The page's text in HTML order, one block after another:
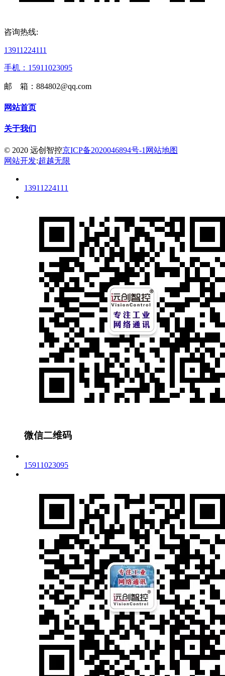
咨询热线:
13911224111
手机：15911023095
邮 箱：884802@qq.com
网站首页
关于我们
© 2020 远创智控京ICP备2020046894号-1 网站地图
网站开发:超越无限
13911224111
微信二维码
15911023095